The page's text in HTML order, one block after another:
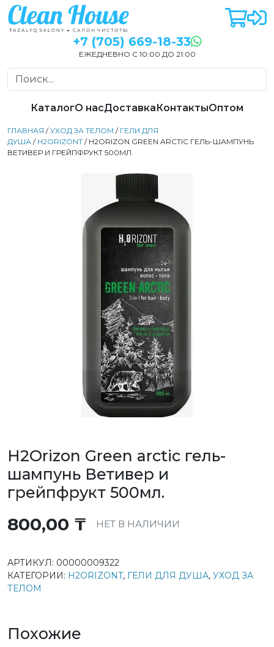
+7 (705) 669-18-33
ЕЖЕДНЕВНО С 10:00 ДО 21:00
КаталогО насДоставкаКонтактыОптом
ГЛАВНАЯ /УХОД ЗА ТЕЛОМ / ГЕЛИ ДЛЯ
ДУША / H2ORIZONT / H2ORIZON GREEN ARCTIC ГЕЛЬ-ШАМПУНЬ
ВЕТИВЕР И ГРЕЙПФРУКТ 500МЛ.
H2Orizon Green arctic гель-
шампунь Ветивер и
грейпфрукт 500мл.
800,00 ₸ НЕТ В НАЛИЧИИ
АРТИКУЛ: 00000009322
КАТЕГОРИИ: H2ORIZONT, ГЕЛИ ДЛЯ ДУША, УХОД ЗА
ТЕЛОМ
Похожие